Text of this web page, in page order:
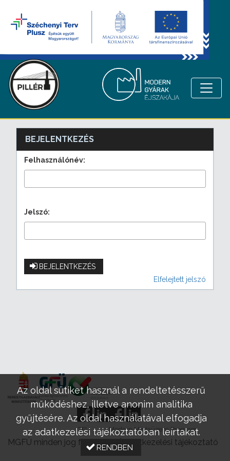
BEJELENTKEZÉS
Felhasználónév:
Jelszó:
BEJELENTKEZÉS
Elfelejtett jelszó
GFÜ Modern Mintaüzem Program
MGFÜ minden jog fenntartva |Adatkezelési tájékoztató
Az oldal sütiket használ a rendeltetésszerű
működéshez, illetve anonim analitika
gyűjtésére. Az oldal használatával elfogadja
az adatkezelési tájékoztatóban leírtakat.
RENDBEN